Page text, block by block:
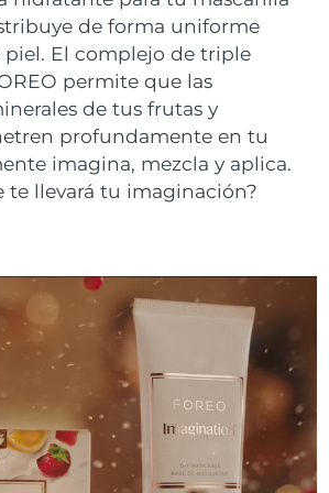
de forma uniforme
El complejo de triple
permite que las
de tus frutas y
profundamente en tu
imagina, mezcla y aplica.
te llevará tu imaginación?
hair
Hombres
Entrega prevista12/08/26
Entrega prevista
Entrega prevista11/08/26
Entrega prevista13/08/26
Entrega prevista 8/08/26
Entrega prevista 8/08/26
Entrega prevista 9/08/26
Entrega prevista 8/08/26